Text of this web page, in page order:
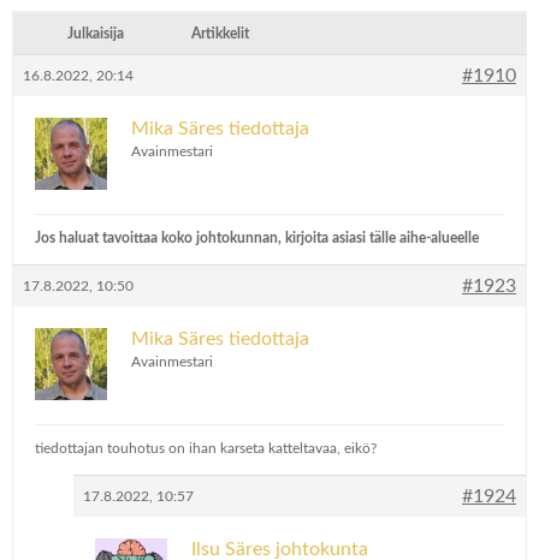
Julkaisija Artikkelit
16.8.2022, 20:14 #1910
Mika Säres tiedottaja
Avainmestari
Jos haluat tavoittaa koko johtokunnan, kirjoita asiasi tälle aihe-alueelle
17.8.2022, 10:50 #1923
Mika Säres tiedottaja
Avainmestari
tiedottajan touhotus on ihan karseta katteltavaa, eikö?
17.8.2022, 10:57 #1924
Ilsu Säres johtokunta